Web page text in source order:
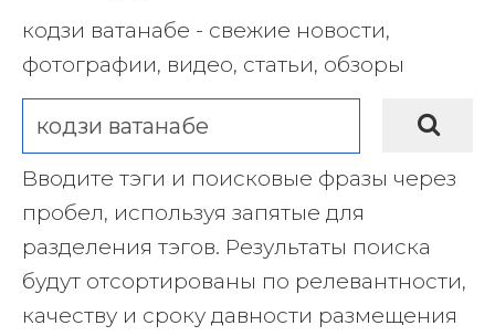
кодзи ватанабе - свежие новости,
фотографии, видео, статьи, обзоры
Вводите тэги и поисковые фразы через
пробел, используя запятые для
разделения тэгов. Результаты поиска
будут отсортированы по релевантности,
качеству и сроку давности размещения